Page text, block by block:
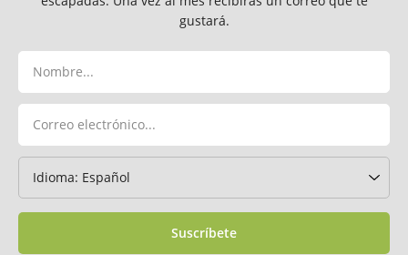
gustará.
Suscríbete